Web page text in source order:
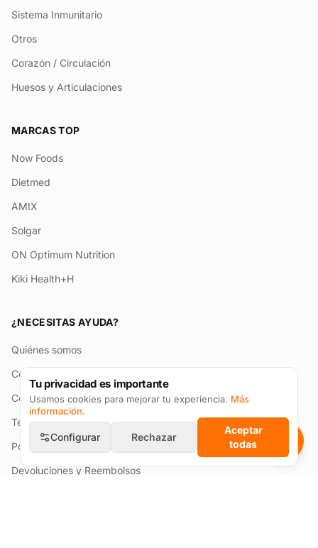
Tu privacidad es importante
Usamos cookies para mejorar tu experiencia. Más
información.
Configurar Rechazar
Aceptar
todas
Sistema Inmunitario
Otros
Corazón / Circulación
Huesos y Articulaciones
MARCAS TOP
Now Foods
Dietmed
AMIX
Solgar
ON Optimum Nutrition
Kiki Health+H
¿NECESITAS AYUDA?
Quiénes somos
Contactos
Cómo Hacer un Pedido
Términos y condiciones
Política de Privacidad
Devoluciones y Reembolsos